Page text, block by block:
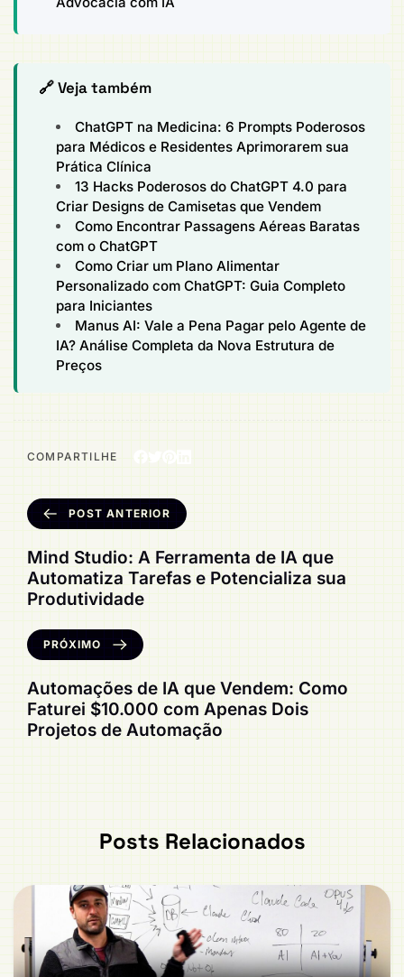
🔗 Veja também
ChatGPT na Medicina: 6 Prompts Poderosos
para Médicos e Residentes Aprimorarem sua
Prática Clínica
13 Hacks Poderosos do ChatGPT 4.0 para
Criar Designs de Camisetas que Vendem
Como Encontrar Passagens Aéreas Baratas
com o ChatGPT
Como Criar um Plano Alimentar
Personalizado com ChatGPT: Guia Completo
para Iniciantes
Manus AI: Vale a Pena Pagar pelo Agente de
IA? Análise Completa da Nova Estrutura de
Preços
COMPARTILHE
POST ANTERIOR
Mind Studio: A Ferramenta de IA que
Automatiza Tarefas e Potencializa sua
Produtividade
PRÓXIMO
Automações de IA que Vendem: Como
Faturei $10.000 com Apenas Dois
Projetos de Automação
Posts Relacionados